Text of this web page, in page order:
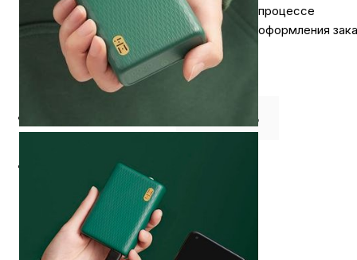
процессе
оформления
Где купить